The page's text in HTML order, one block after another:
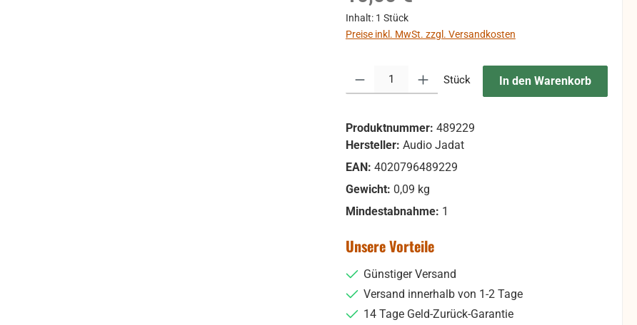
Inhalt: 1 Stück
Preise inkl. MwSt. zzgl. Versandkosten
Produkt Anzahl: Gib den gewünschten Wert ein oder benutze
Stück In den Warenkorb
Produktnummer: 489229
Hersteller: Audio Jadat
EAN: 4020796489229
Gewicht: 0,09 kg
Mindestabnahme: 1
Unsere Vorteile
Günstiger Versand
Versand innerhalb von 1-2 Tage
14 Tage Geld-Zurück-Garantie